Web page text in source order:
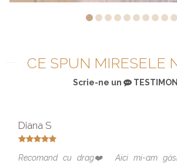
CE SPUN MIRESELE
Scrie-ne un
Diana S
Recomand cu drag❤️ Aici mi-am